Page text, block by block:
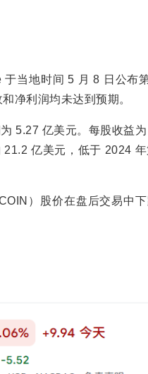
当地时间 5 月 8 日公布
净利润均未达到预期。
5.27 亿美元。每股收益
亿美元，低于 2024
）股价在盘后交易中